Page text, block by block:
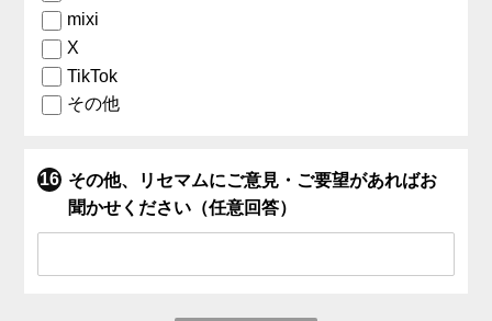
mixi
X
TikTok
その他
その他、リセマムにご意見・ご要望があればお
聞かせください（任意回答）